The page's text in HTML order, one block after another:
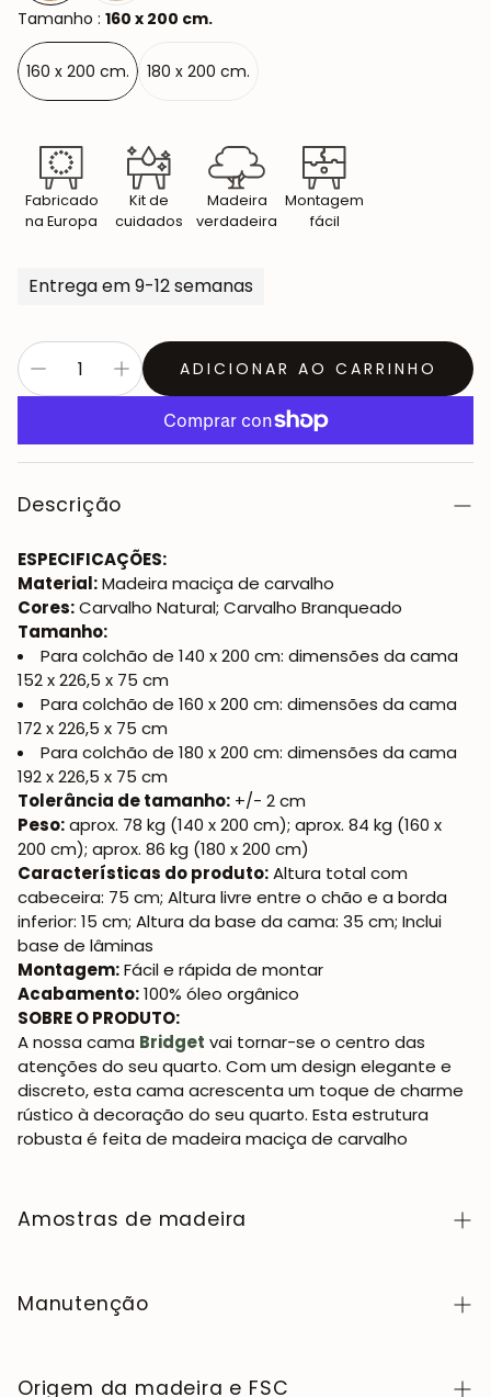
Tamanho : 160 x 200 cm.
160 x 200 cm. 180 x 200 cm.
Fabricado
na Europa
Kit de
cuidados
Madeira
verdadeira
Montagem
fácil
Entrega em 9-12 semanas
ADICIONAR AO CARRINHO
Descrição
ESPECIFICAÇÕES:
Material:Madeira maciça de carvalho
Cores:Carvalho Natural; Carvalho Branqueado
Tamanho:
Para colchão de 140 x 200 cm: dimensões da cama
152 x 226,5 x 75 cm
Para colchão de 160 x 200 cm: dimensões da cama
172 x 226,5 x 75 cm
Para colchão de 180 x 200 cm: dimensões da cama
192 x 226,5 x 75 cm
Tolerância de tamanho: +/- 2 cm
Peso:aprox. 78 kg (140 x 200 cm); aprox. 84 kg (160 x
200 cm); aprox. 86 kg (180 x 200 cm)
Características do produto:Altura total com
cabeceira: 75 cm; Altura livre entre o chão e a borda
inferior: 15 cm; Altura da base da cama: 35 cm; Inclui
base de lâminas
Montagem:Fácil e rápida de montar
Acabamento:100% óleo orgânico
SOBRE O PRODUTO:
A nossa cama Bridget vai tornar-se o centro das
atenções do seu quarto. Com um design elegante e
discreto, esta cama acrescenta um toque de charme
rústico à decoração do seu quarto. Esta estrutura
robusta é feita de madeira maciça de carvalho
Amostras de madeira
coleção NordicStory, clique
Manutenção
apreciado pelo seu caráter autêntico e pela sua
Origem da madeira e FSC